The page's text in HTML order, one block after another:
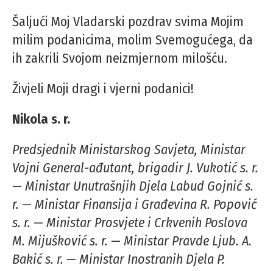
Šaljući Moj Vladarski pozdrav svima Mojim
milim podanicima, molim Svemogućega, da
ih zakrili Svojom neizmjernom milošću.
Živjeli Moji dragi i vjerni podanici!
Nikola s. r.
Predsjednik Ministarskog Savjeta, Ministar
Vojni General-ađutant, brigadir J. Vukotić s. r.
— Ministar Unutrašnjih Djela Labud Gojnić s.
r. — Ministar Finansija i Građevina R. Popović
s. r. — Ministar Prosvjete i Crkvenih Poslova
M. Mijušković s. r. — Ministar Pravde Ljub. A.
Bakić s. r. — Ministar Inostranih Djela P.